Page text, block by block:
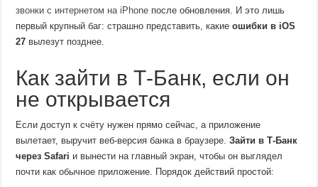
звонки с интернетом на iPhone после обновления. И это лишь
первый крупный баг: страшно представить, какиеошибки в iOS
27 вылезут позднее.
Как зайти в Т-Банк, если он
не открывается
Если доступ к счёту нужен прямо сейчас, а приложение
вылетает, выручит веб-версия банка в браузере.Зайти в Т-Банк
через Safari и вынести на главный экран, чтобы он выглядел
почти как обычное приложение. Порядок действий простой: